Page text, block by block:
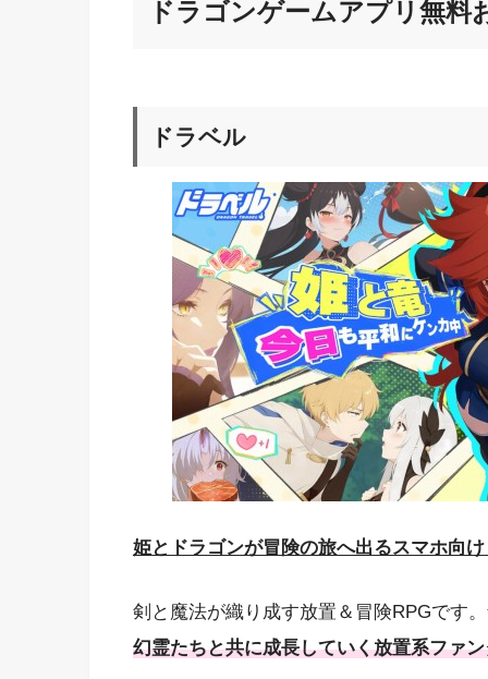
ドラゴンゲームアプリ無料
ドラベル
姫とドラゴンが冒険の旅へ出るスマホ向け
剣と魔法が織り成す放置＆冒険RPGです
幻霊たちと共に成長していく放置系ファ